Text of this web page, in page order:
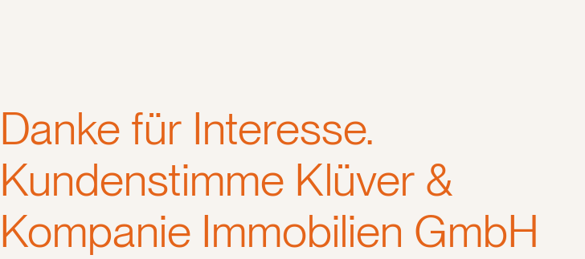
Danke für Interesse.
Kundenstimme Klüver &
Kompanie Immobilien GmbH